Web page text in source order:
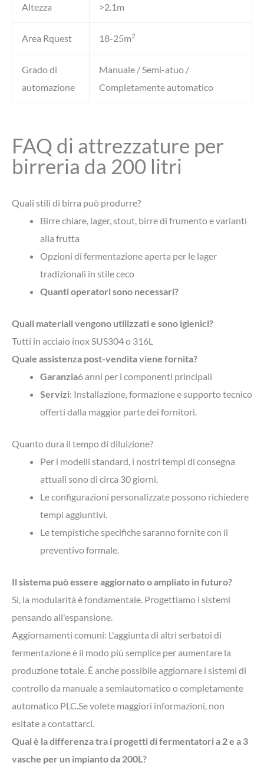
Altezza >2.1m
Area Rquest 18-25m2
Grado di
automazione
Manuale / Semi-atuo /
Completamente automatico
FAQ di attrezzature per
birreria da 200 litri
Quali stili di birra può produrre?
Birre chiare, lager, stout, birre di frumento e varianti
alla frutta
Opzioni di fermentazione aperta per le lager
tradizionali in stile ceco
Quanti operatori sono necessari?
Quali materiali vengono utilizzati e sono igienici?
Tutti in acciaio inox SUS304 o 316L
Quale assistenza post-vendita viene fornita?
Garanzia6 anni per i componenti principali
Servizi: Installazione, formazione e supporto tecnico
offerti dalla maggior parte dei fornitori.
Quanto dura il tempo di diluizione?
Per i modelli standard, i nostri tempi di consegna
attuali sono di circa 30 giorni.
Le configurazioni personalizzate possono richiedere
tempi aggiuntivi.
Le tempistiche specifiche saranno fornite con il
preventivo formale.
Il sistema può essere aggiornato o ampliato in futuro?
Sì, la modularità è fondamentale. Progettiamo i sistemi
pensando all'espansione.
Aggiornamenti comuni: L'aggiunta di altri serbatoi di
fermentazione è il modo più semplice per aumentare la
produzione totale. È anche possibile aggiornare i sistemi di
controllo da manuale a semiautomatico o completamente
automatico PLC.Se volete maggiori informazioni, non
esitate a contattarci.
Qual è la differenza tra i progetti di fermentatori a 2 e a 3
vasche per un impianto da 200L?